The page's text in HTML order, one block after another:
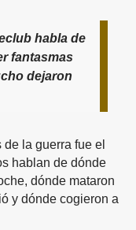
habla de
fantasmas
dejaron
la guerra fue el
hablan de dónde
dónde mataron
y dónde cogieron a